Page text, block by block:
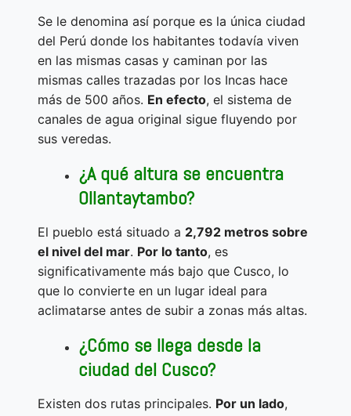
Se le denomina así porque es la única ciudad
del Perú donde los habitantes todavía viven
en las mismas casas y caminan por las
mismas calles trazadas por los Incas hace
más de 500 años. En efecto, el sistema de
canales de agua original sigue fluyendo por
sus veredas.
¿A qué altura se encuentra
Ollantaytambo?
El pueblo está situado a 2,792 metros sobre
el nivel del mar. Por lo tanto, es
significativamente más bajo que Cusco, lo
que lo convierte en un lugar ideal para
aclimatarse antes de subir a zonas más altas.
¿Cómo se llega desde la
ciudad del Cusco?
Existen dos rutas principales. Por un lado,